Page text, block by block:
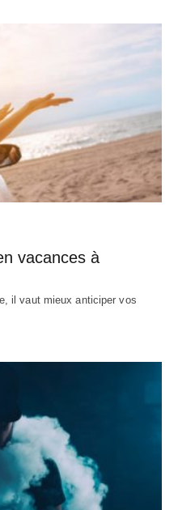
vacances à
il vaut mieux anticiper vos